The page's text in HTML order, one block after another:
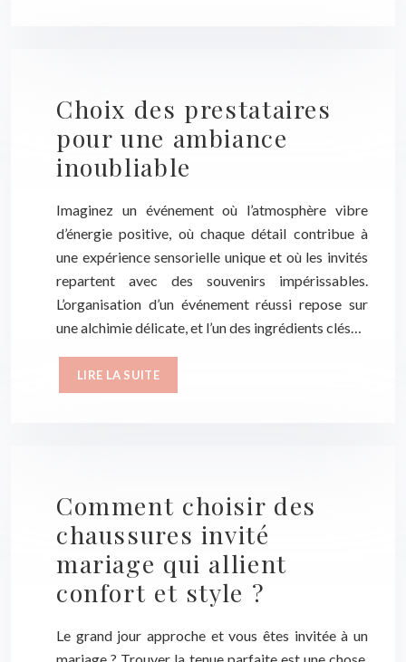
Choix des prestataires
pour une ambiance
inoubliable
Imaginez un événement où l’atmosphère vibre
d’énergie positive, où chaque détail contribue à
une expérience sensorielle unique et où les invités
repartent avec des souvenirs impérissables.
L’organisation d’un événement réussi repose sur
une alchimie délicate, et l’un des ingrédients clés…
LIRE LA SUITE
Comment choisir des
chaussures invité
mariage qui allient
confort et style ?
Le grand jour approche et vous êtes invitée à un